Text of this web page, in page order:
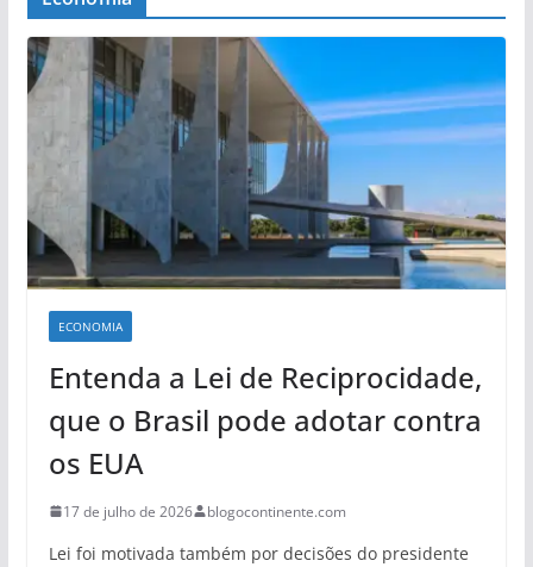
ECONOMIA
Entenda a Lei de Reciprocidade,
que o Brasil pode adotar contra
os EUA
17 de julho de 2026 blogocontinente.com
Lei foi motivada também por decisões do presidente